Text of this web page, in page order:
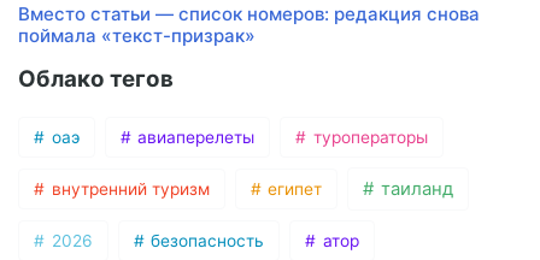
Вместо статьи — список номеров: редакция снова
поймала «текст-призрак»
Облако тегов
оаэ авиаперелеты туроператоры
внутренний туризм египет таиланд
2026 безопасность атор